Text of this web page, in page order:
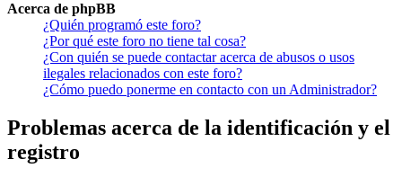
Acerca de phpBB
¿Quién programó este foro?
¿Por qué este foro no tiene tal cosa?
¿Con quién se puede contactar acerca de abusos o usos
ilegales relacionados con este foro?
¿Cómo puedo ponerme en contacto con un Administrador?
Problemas acerca de la identificación y el
registro